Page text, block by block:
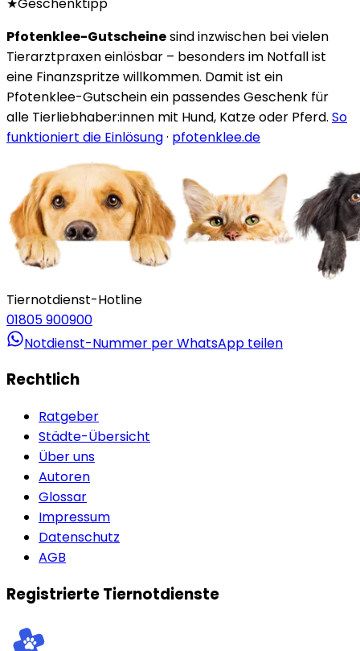
Pfotenklee-Gutscheinesind inzwischen bei vielen
Tierarztpraxen einlösbar – besonders im Notfall ist
eine Finanzspritze willkommen. Damit ist ein
Pfotenklee-Gutschein ein passendes Geschenk für
alle Tierliebhaber:innen mit Hund, Katze oder Pferd. So
funktioniert die Einlösung· pfotenklee.de
Tiernotdienst-Hotline
01805 900900
Notdienst-Nummer per WhatsApp teilen
Rechtlich
Ratgeber
Städte-Übersicht
Über uns
Autoren
Glossar
Impressum
Datenschutz
AGB
Registrierte Tiernotdienste